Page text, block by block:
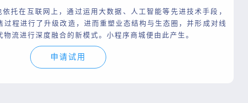
托在互联网上，通过运用大数据、人工智能等先进技术手段，
过程进行了升级改造，进而重塑业态结构与生态圈，并形成对线
物流进行深度融合的新模式。小程序商城便由此产生。
申请试用